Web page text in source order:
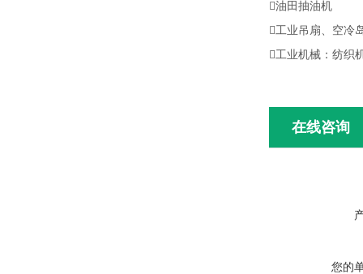
油田抽油机
工业吊扇、空冷
工业机械：纺织
在线咨询
您的